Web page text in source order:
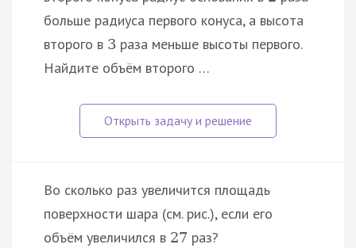
больше радиуса первого конуса, а высота
второго в 3 раза меньше высоты первого.
Найдите объём второго …
Во сколько раз увеличится площадь
поверхности шара (см. рис.), если его
объём увеличился в 27 раз?